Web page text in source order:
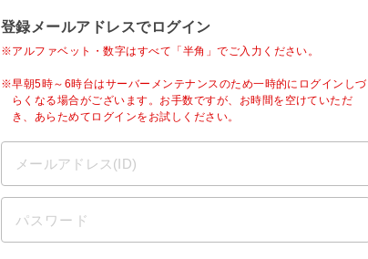
登録メールアドレスでログイン
※アルファベット・数字はすべて「半角」でご入力ください。
※早朝5時～6時台はサーバーメンテナンスのため一時的にログインしづ
らくなる場合がございます。お手数ですが、お時間を空けていただ
き、あらためてログインをお試しください。